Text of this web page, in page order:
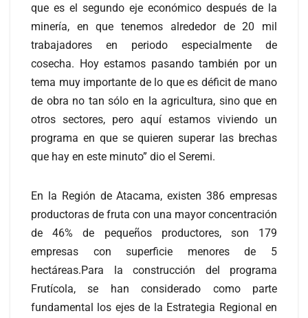
que es el segundo eje económico después de la
minería, en que tenemos alrededor de 20 mil
trabajadores en periodo especialmente de
cosecha. Hoy estamos pasando también por un
tema muy importante de lo que es déficit de mano
de obra no tan sólo en la agricultura, sino que en
otros sectores, pero aquí estamos viviendo un
programa en que se quieren superar las brechas
que hay en este minuto” dio el Seremi.
En la Región de Atacama, existen 386 empresas
productoras de fruta con una mayor concentración
de 46% de pequeños productores, son 179
empresas con superficie menores de 5
hectáreas.Para la construcción del programa
Frutícola, se han considerado como parte
fundamental los ejes de la Estrategia Regional en